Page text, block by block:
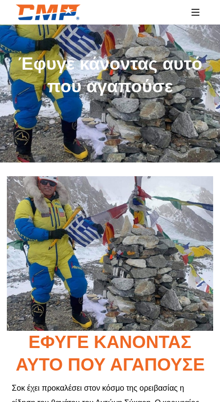
SPORTS
EDUCATION
Έφυγε κάνοντας αυτό
που αγαπούσε
ΈΦΥΓΕ ΚΆΝΟΝΤΑΣ
ΑΥΤΌ ΠΟΥ ΑΓΑΠΟΎΣΕ
Σοκ έχει προκαλέσει στον κόσμο της ορειβασίας η